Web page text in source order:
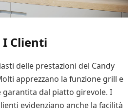
I Clienti
delle prestazioni del Candy
apprezzano la funzione grill e
dal piatto girevole. I
evidenziano anche la facilità